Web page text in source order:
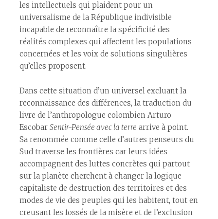
les intellectuels qui plaident pour un
universalisme de la République indivisible
incapable de reconnaître la spécificité des
réalités complexes qui affectent les populations
concernées et les voix de solutions singulières
qu’elles proposent.
Dans cette situation d’un universel excluant la
reconnaissance des différences, la traduction du
livre de l’anthropologue colombien Arturo
EscobarSentir-Pensée avec la terre arrive à point.
Sa renommée comme celle d’autres penseurs du
Sud traverse les frontières car leurs idées
accompagnent des luttes concrètes qui partout
sur la planète cherchent à changer la logique
capitaliste de destruction des territoires et des
modes de vie des peuples qui les habitent, tout en
creusant les fossés de la misère et de l’exclusion